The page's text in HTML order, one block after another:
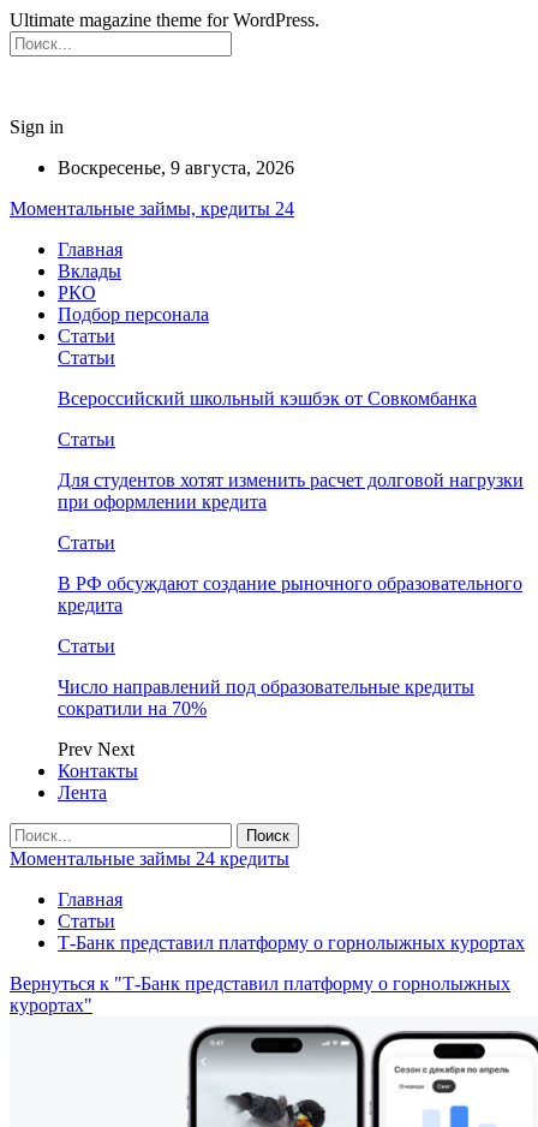
Ultimate magazine theme for WordPress.
Sign in
Воскресенье, 9 августа, 2026
Моментальные займы, кредиты 24
Главная
Вклады
РКО
Подбор персонала
Статьи
Статьи
Всероссийский школьный кэшбэк от Совкомбанка
Статьи
Для студентов хотят изменить расчет долговой нагрузки
при оформлении кредита
Статьи
В РФ обсуждают создание рыночного образовательного
кредита
Статьи
Число направлений под образовательные кредиты
сократили на 70%
Prev Next
Контакты
Лента
Моментальные займы 24 кредиты
Главная
Статьи
Т-Банк представил платформу о горнолыжных курортах
Вернуться к "Т-Банк представил платформу о горнолыжных
курортах"